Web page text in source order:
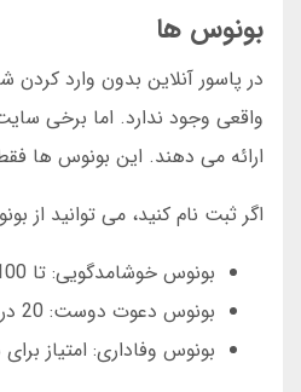
بونوس ها
در پاسور آنلاین بدون وارد کردن
واقعی وجود ندارد. اما برخی
ارائه می دهند. این بونوس ها
اگر ثبت نام کنید، می توانید از
بونوس خوشامدگویی: تا 100 درصد اولین واریز
بونوس دعوت دوست: 20 درصد از واریز دوستان
بونوس وفاداری: امتیاز